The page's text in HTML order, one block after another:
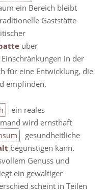
ein Bereich bleibt
Gaststätte
über
in der
für eine Entwicklung, die
empfinden.
ein reales
wird ernsthaft
gesundheitliche
begünstigen kann.
Genuss und
ein gewaltiger
scheint in Teilen